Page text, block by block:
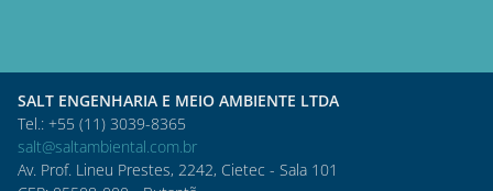
SALT ENGENHARIA E MEIO AMBIENTE LTDA
Tel.: +55 (11) 3039-8365
salt@saltambiental.com.br
Av. Prof. Lineu Prestes, 2242, Cietec - Sala 101